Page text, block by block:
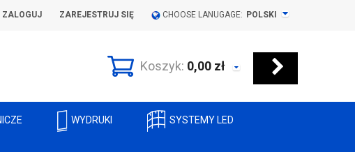
ZALOGUJ ZAREJESTRUJ SIĘ CHOOSE LANUGAGE: POLSKI
Koszyk: 0,00 zł
WYDRUKI SYSTEMY LED